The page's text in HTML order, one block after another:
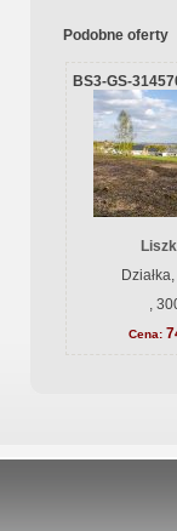
Podobne oferty
BS3-GS-
,
Cena: